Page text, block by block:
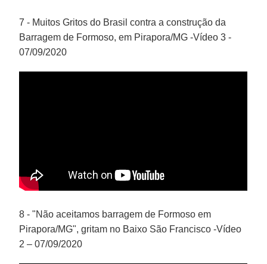
7 - Muitos Gritos do Brasil contra a construção da
Barragem de Formoso, em Pirapora/MG -Vídeo 3 -
07/09/2020
8 - "Não aceitamos barragem de Formoso em
Pirapora/MG", gritam no Baixo São Francisco -Vídeo
2 – 07/09/2020